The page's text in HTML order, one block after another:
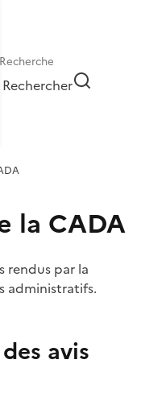
Rechercher
la CADA
rendus par la
administratifs.
avis